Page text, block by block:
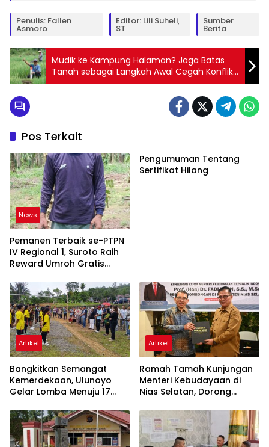
Penulis: Fallen
Asmoro
Editor: Lili Suheli,
ST
Sumber
Berita
Mudik ke Kampung Halaman? Jaga Batas
Tanah sebagai Langkah Awal Cegah Konflik
Antartetangga
Pos Terkait
News
Pemanen Terbaik se-PTPN
IV Regional 1, Suroto Raih
Reward Umroh Gratis
Pengumuman Tentang
Sertifikat Hilang
Artikel
Bangkitkan Semangat
Kemerdekaan, Ulunoyo
Gelar Lomba Menuju 17
Artikel
Ramah Tamah Kunjungan
Menteri Kebudayaan di
Nias Selatan, Dorong
Target UNESCO